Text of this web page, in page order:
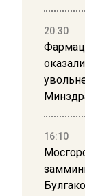
20:30
16:10